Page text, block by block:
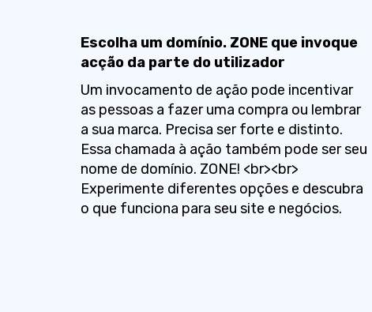
Escolha um domínio. ZONE que invoque
acção da parte do utilizador
Um invocamento de ação pode incentivar
as pessoas a fazer uma compra ou lembrar
a sua marca. Precisa ser forte e distinto.
Essa chamada à ação também pode ser seu
nome de domínio. ZONE! <br><br>
Experimente diferentes opções e descubra
o que funciona para seu site e negócios.